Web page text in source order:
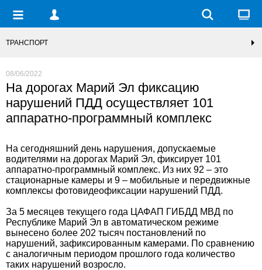
ТРАНСПОРТ
08/06/2022
На дорогах Марий Эл фиксацию
нарушений ПДД осуществляет 101
аппаратно-программный комплекс
На сегодняшний день нарушения, допускаемые
водителями на дорогах Марий Эл, фиксирует 101
аппаратно-программный комплекс. Из них 92 – это
стационарные камеры и 9 – мобильные и передвижные
комплексы фотовидеофиксации нарушений ПДД.
За 5 месяцев текущего года ЦАФАП ГИБДД МВД по
Республике Марий Эл в автоматическом режиме
вынесено более 202 тысяч постановлений по
нарушений, зафиксированным камерами. По сравнению
с аналогичным периодом прошлого года количество
таких нарушений возросло.